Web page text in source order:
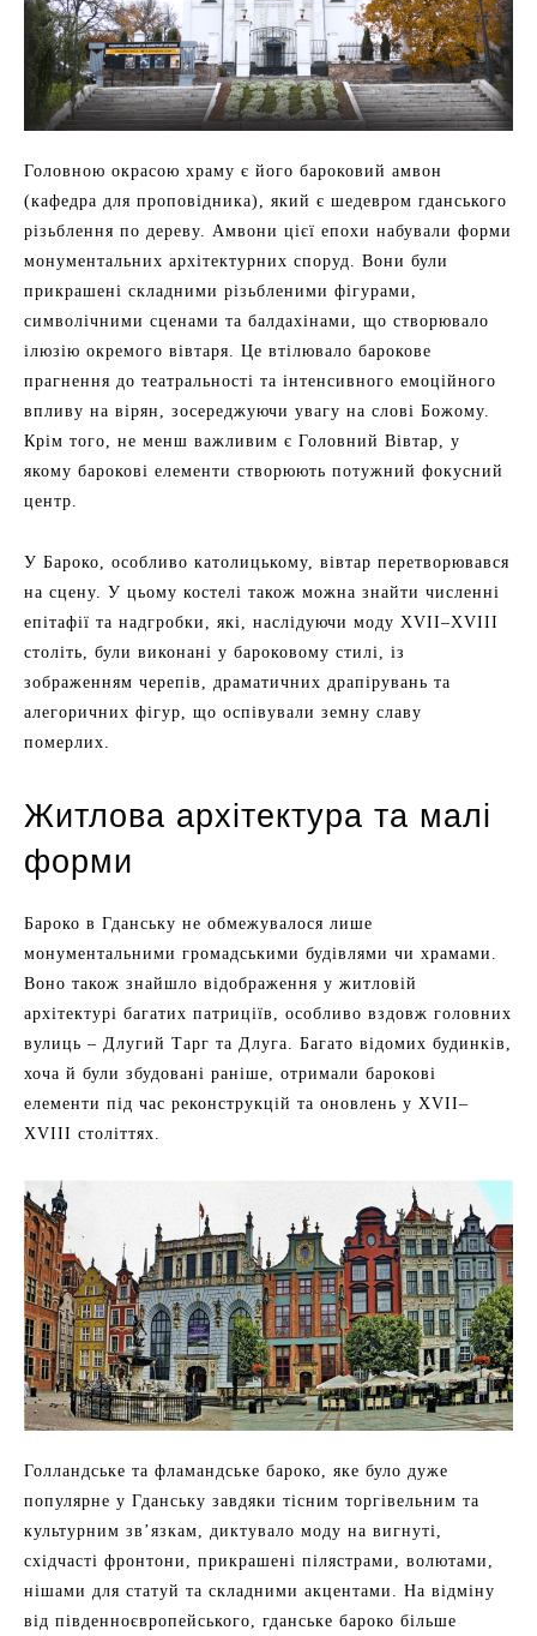
Головною окрасою храму є його бароковий амвон
(кафедра для проповідника), який є шедевром гданського
різьблення по дереву. Амвони цієї епохи набували форми
монументальних архітектурних споруд. Вони були
прикрашені складними різьбленими фігурами,
символічними сценами та балдахінами, що створювало
ілюзію окремого вівтаря. Це втілювало барокове
прагнення до театральності та інтенсивного емоційного
впливу на вірян, зосереджуючи увагу на слові Божому.
Крім того, не менш важливим є Головний Вівтар, у
якому барокові елементи створюють потужний фокусний
центр.
У Бароко, особливо католицькому, вівтар перетворювався
на сцену. У цьому костелі також можна знайти численні
епітафії та надгробки, які, наслідуючи моду XVII–XVIII
століть, були виконані у бароковому стилі, із
зображенням черепів, драматичних драпірувань та
алегоричних фігур, що оспівували земну славу
померлих.
Житлова архітектура та малі
форми
Бароко в Гданську не обмежувалося лише
монументальними громадськими будівлями чи храмами.
Воно також знайшло відображення у житловій
архітектурі багатих патриціїв, особливо вздовж головних
вулиць – Длугий Тарг та Длуга. Багато відомих будинків,
хоча й були збудовані раніше, отримали барокові
елементи під час реконструкцій та оновлень у XVII–
XVIII століттях.
Голландське та фламандське бароко, яке було дуже
популярне у Гданську завдяки тісним торгівельним та
культурним зв’язкам, диктувало моду на вигнуті,
східчасті фронтони, прикрашені пілястрами, волютами,
нішами для статуй та складними акцентами. На відміну
від південноєвропейського, гданське бароко більше